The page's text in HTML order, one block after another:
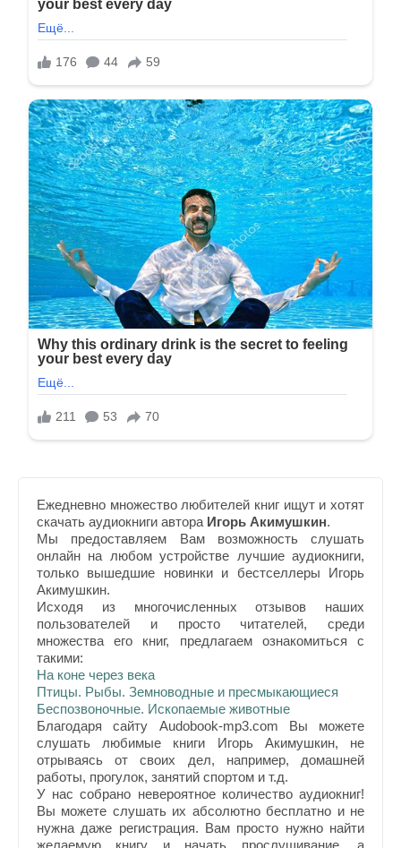
Ежедневно множество любителей книг ищут и хотят
скачать аудиокниги автора Игорь Акимушкин.
Мы предоставляем Вам возможность слушать
онлайн на любом устройстве лучшие аудиокниги,
только вышедшие новинки и бестселлеры Игорь
Акимушкин.
Исходя из многочисленных отзывов наших
пользователей и просто читателей, среди
множества его книг, предлагаем ознакомиться с
такими:
На коне через века
Птицы. Рыбы. Земноводные и пресмыкающиеся
Беспозвоночные. Ископаемые животные
Благодаря сайту Audobook-mp3.com Вы можете
слушать любимые книги Игорь Акимушкин, не
отрываясь от своих дел, например, домашней
работы, прогулок, занятий спортом и т.д.
У нас собрано невероятное количество аудиокниг!
Вы можете слушать их абсолютно бесплатно и не
нужна даже регистрация. Вам просто нужно найти
желаемую книгу и начать прослушивание, а